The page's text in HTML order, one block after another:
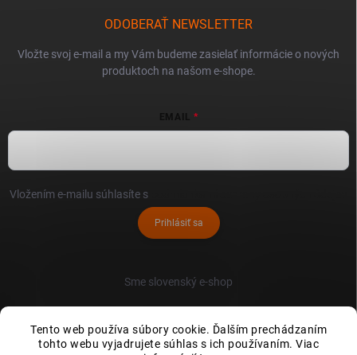
Tento web používa súbory cookie. Ďalším prechádzaním
tohto webu vyjadrujete súhlas s ich používaním. Viac
ODOBERAŤ NEWSLETTER
Vložte svoj e-mail a my Vám budeme zasielať informácie o nových
produktoch na našom e-shope.
EMAIL
Vložením e-mailu súhlasíte s
Prihlásiť sa
Sme slovenský e-shop